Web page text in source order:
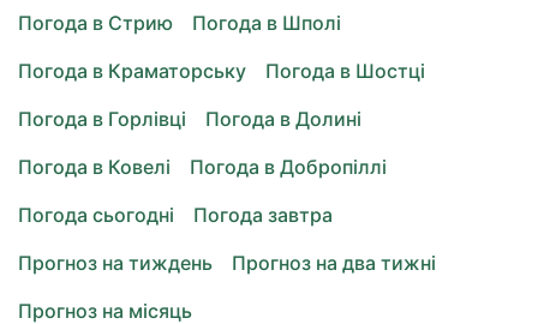
Погода в Стрию
Погода в Шполі
Погода в Краматорську
Погода в Шостці
Погода в Горлівці
Погода в Долині
Погода в Ковелі
Погода в Добропіллі
Погода сьогодні
Погода завтра
Прогноз на тиждень
Прогноз на два тижні
Прогноз на місяць